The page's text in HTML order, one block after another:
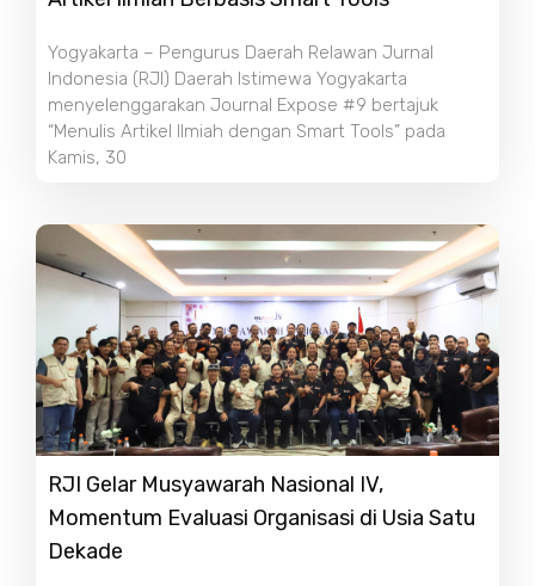
Yogyakarta – Pengurus Daerah Relawan Jurnal
Indonesia (RJI) Daerah Istimewa Yogyakarta
menyelenggarakan Journal Expose #9 bertajuk
“Menulis Artikel Ilmiah dengan Smart Tools” pada
Kamis, 30
RJI Gelar Musyawarah Nasional IV,
Momentum Evaluasi Organisasi di Usia Satu
Dekade